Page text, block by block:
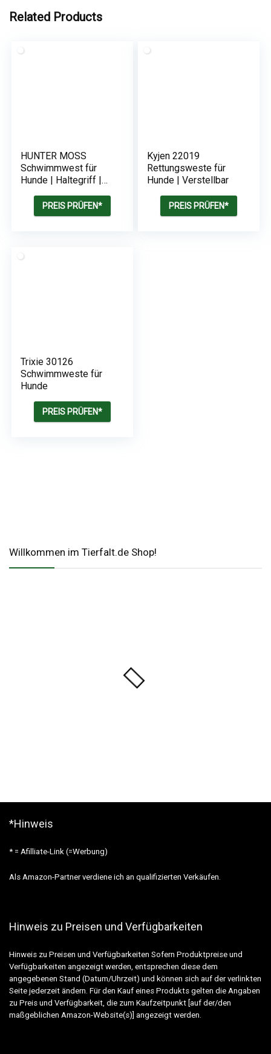
Related Products
HUNTER MOSS
Schwimmwest für
Hunde | Haltegriff |
PREIS PRÜFEN*
Kyjen 22019
Rettungsweste für
Hunde | Verstellbar
PREIS PRÜFEN*
Trixie 30126
Schwimmweste für
Hunde
PREIS PRÜFEN*
Willkommen im Tierfalt.de Shop!
*Hinweis
* = Afilliate-Link (=Werbung)
Als Amazon-Partner verdiene ich an qualifizierten Verkäufen.
Hinweis zu Preisen und Verfügbarkeiten
Hinweis zu Preisen und Verfügbarkeiten Sofern Produktpreise und
Verfügbarkeiten angezeigt werden, entsprechen diese dem
angegebenen Stand (Datum/Uhrzeit) und können sich auf der verlinkten
Seite jederzeit ändern. Für den Kauf eines Produkts gelten die Angaben
zu Preis und Verfügbarkeit, die zum Kaufzeitpunkt [auf der/den
maßgeblichen Amazon-Website(s)] angezeigt werden.